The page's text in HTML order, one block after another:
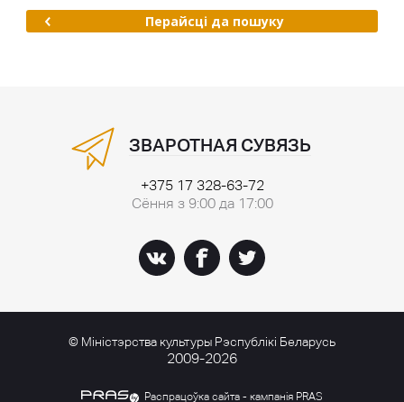
Перайсці да пошуку
ЗВАРОТНАЯ СУВЯЗЬ
+375 17 328-63-72
Сёння з 9:00 да 17:00
© Міністэрства культуры Рэспублікі Беларусь
2009-2026
Распрацоўка сайта - кампанія PRAS